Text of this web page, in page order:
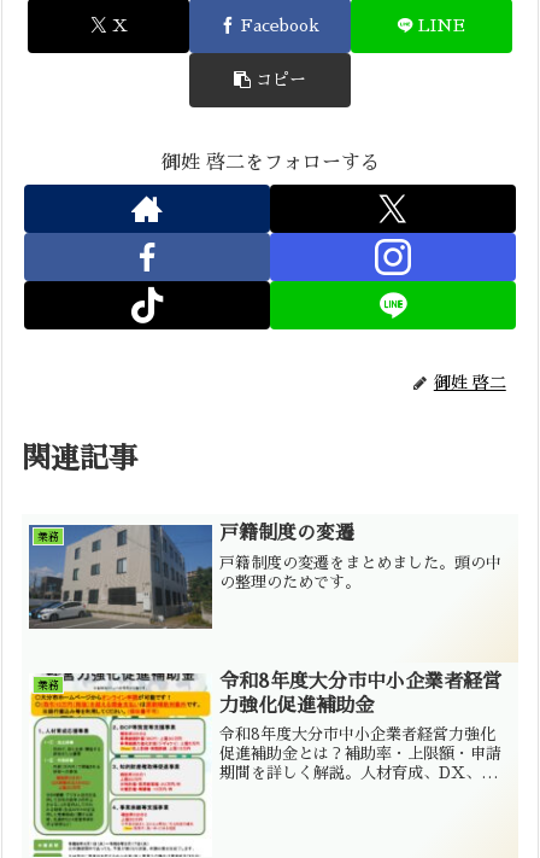
X Facebook LINE
コピー
御姓 啓二をフォローする
御姓 啓二
関連記事
業務 戸籍制度の変遷
戸籍制度の変遷をまとめました。頭の中
の整理のためです。
業務
令和8年度大分市中小企業者経営
力強化促進補助金
令和8年度大分市中小企業者経営力強化
促進補助金とは？補助率・上限額・申請
期間を詳しく解説。人材育成、DX、